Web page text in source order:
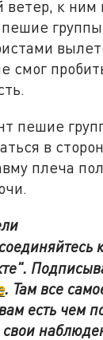
ветер, к
пешие
в
плеча
.
. Там все
есть чем